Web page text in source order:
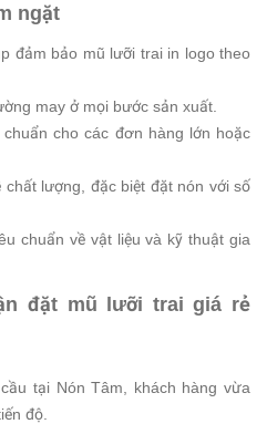
ngặt
đảm bảo mũ lưỡi trai in logo theo
may ở mọi bước sản xuất.
cho các đơn hàng lớn hoặc
lượng, đặc biệt đặt nón với số
chuẩn về vật liệu và kỹ thuật gia
đặt mũ lưỡi trai giá rẻ
tại Nón Tâm, khách hàng vừa
độ.